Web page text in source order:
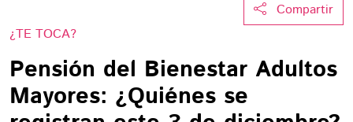
Compartir
¿TE TOCA?
Pensión del Bienestar Adultos
Mayores: ¿Quiénes se